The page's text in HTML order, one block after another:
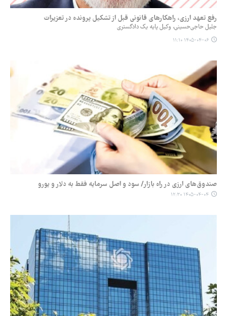
رفع تعهد ارزی، راهکارهای قانونی قبل از تشکیل پرونده در تعزیرات
جلیل حاجی‌حسینی، وکیل پایه یک دادگستری
۱۴۰۵-۰۴-۰۶ ۱۱:۱۰
صندوق‌های ارزی در راه بازار/ سود و اصل سرمایه فقط به دلار و یورو
۱۴۰۵-۰۴-۰۴ ۱۲:۳۰